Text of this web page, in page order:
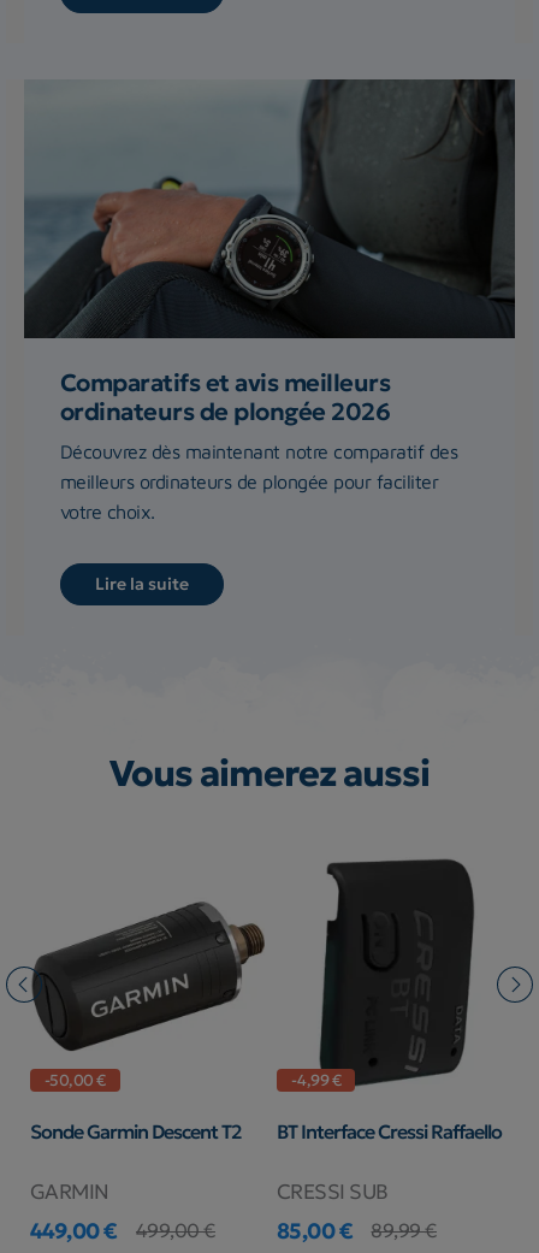
Comparatifs et avis meilleurs
ordinateurs de plongée 2026
Découvrez dès maintenant notre comparatif des
meilleurs ordinateurs de plongée pour faciliter
votre choix.
Lire la suite
Vous aimerez aussi
-50,00 €
Sonde Garmin Descent T2
GARMIN
Prix
449,00 €
Prix de base
499,00 €
-4,99 €
BT Interface Cressi Raffaello
CRESSI SUB
Prix
85,00 €
Prix de base
89,99 €